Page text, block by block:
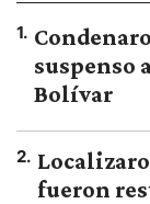
1.
suspenso
Bolívar
2.
fueron